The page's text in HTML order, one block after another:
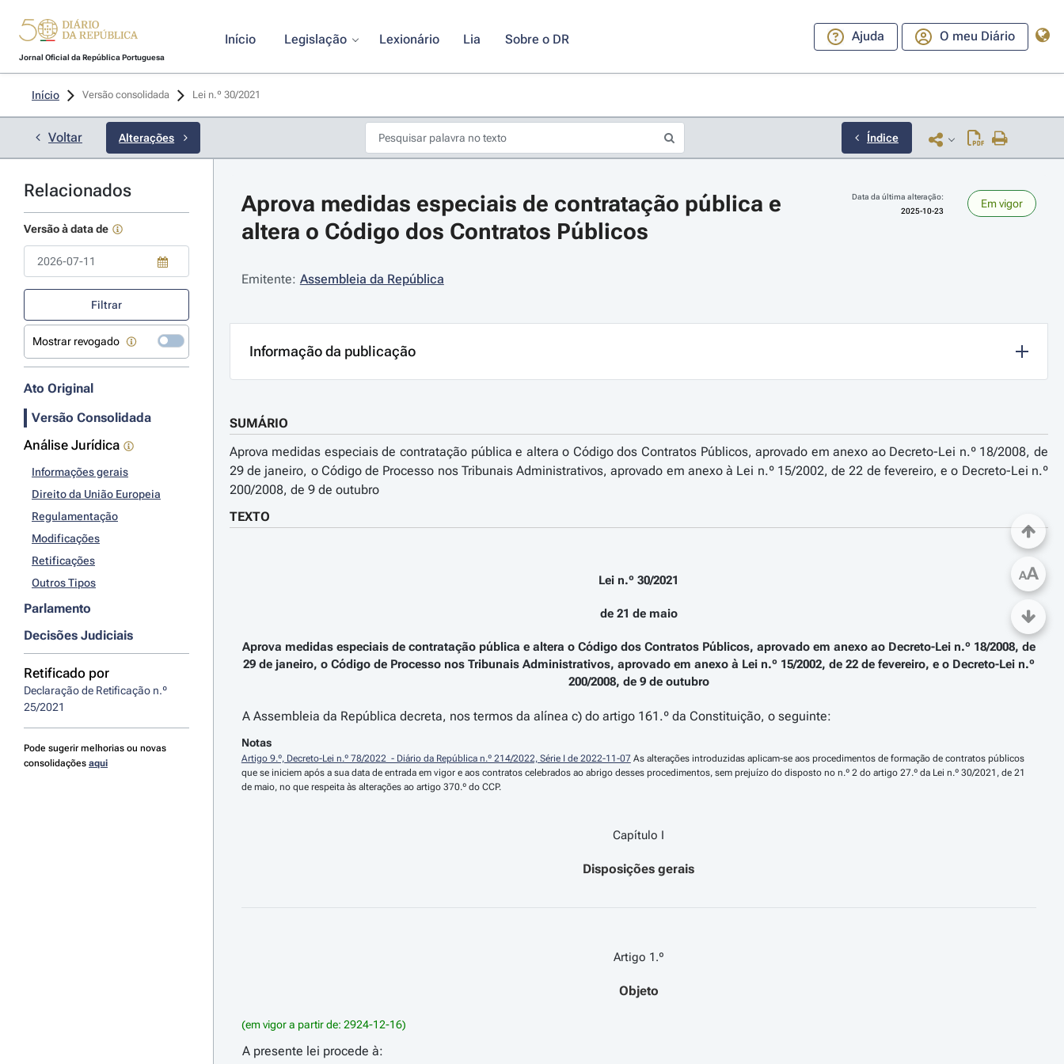
Jornal Oficial da República Portuguesa
Início Legislação Lexionário Lia Sobre o DR Ajuda O meu Diário
Início Versão consolidada Lei n.º 30/2021
Voltar Alterações Índice
Relacionados
Versão à data de
Use a tecla de seta para baixo para abrir o calendário; Use as teclas de seta para navegar pelos dias do calendário; Use cmd ou ctrl + seta para a direita ou esquerda para navegar pelos meses; Use cmd ou ctrl +
Filtrar
Mostrar revogado
Ato Original
Versão Consolidada
Análise Jurídica
Informações gerais
Direito da União Europeia
Regulamentação
Modificações
Retificações
Outros Tipos
Parlamento
Decisões Judiciais
Retificado por
Declaração de Retificação n.º
25/2021
Pode sugerir melhorias ou novas
consolidações aqui
Aprova medidas especiais de contratação pública e
altera o Código dos Contratos Públicos
Data da última alteração:
2025-10-23
Em vigor
Emitente: Assembleia da República
Informação da publicação
SUMÁRIO
Aprova medidas especiais de contratação pública e altera o Código dos Contratos Públicos, aprovado em anexo ao Decreto-Lei n.º 18/2008, de
29 de janeiro, o Código de Processo nos Tribunais Administrativos, aprovado em anexo à Lei n.º 15/2002, de 22 de fevereiro, e o Decreto-Lei n.º
200/2008, de 9 de outubro
TEXTO
Lei n.º 30/2021
de 21 de maio
Aprova medidas especiais de contratação pública e altera o Código dos Contratos Públicos, aprovado em anexo ao Decreto-Lei n.º 18/2008, de
29 de janeiro, o Código de Processo nos Tribunais Administrativos, aprovado em anexo à Lei n.º 15/2002, de 22 de fevereiro, e o Decreto-Lei n.º
200/2008, de 9 de outubro
A Assembleia da República decreta, nos termos da alínea c) do artigo 161.º da Constituição, o seguinte:
Notas
Artigo 9.º, Decreto-Lei n.º 78/2022  - Diário da República n.º 214/2022, Série I de 2022-11-07 As alterações introduzidas aplicam-se aos procedimentos de formação de contratos públicos
que se iniciem após a sua data de entrada em vigor e aos contratos celebrados ao abrigo desses procedimentos, sem prejuízo do disposto no n.º 2 do artigo 27.º da Lei n.º 30/2021, de 21
de maio, no que respeita às alterações ao artigo 370.º do CCP.
Capítulo I
Disposições gerais
Artigo 1.º
Objeto
(em vigor a partir de: 2924-12-16)
A presente lei procede à:
AA